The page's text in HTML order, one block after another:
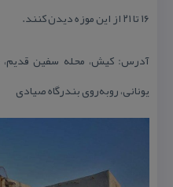
۱۶ تا ۲۱ از این موزه دیدن كنند.
یونانی، روبه‌روی بندرگاه صیادی